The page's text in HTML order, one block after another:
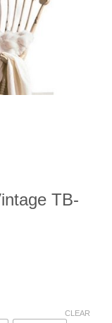
TB-
CLEAR